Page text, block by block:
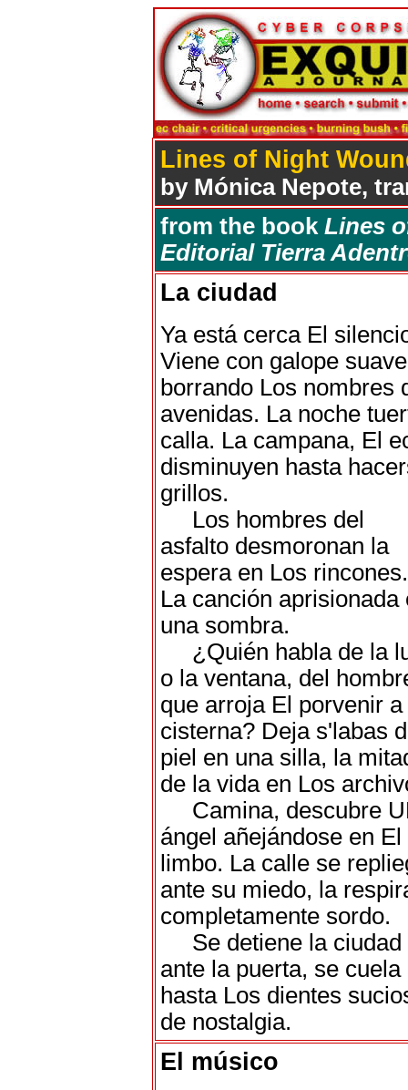
Lines of Night
by Mónica Nepote,
from the book Lines
Editorial Tierra
La ciudad
Ya está cerca El
Viene con galope
borrando Los nombres
avenidas. La noche
calla. La campana, El
disminuyen hasta
grillos.
Los hombres del
asfalto desmoronan la
espera en Los rincones.
La canción aprisionada
una sombra.
¿Quién habla de la
o la ventana, del
que arroja El porvenir a
cisterna? Deja s'labas
piel en una silla, la
de la vida en Los
Camina, descubre
ángel añejándose en El
limbo. La calle se
ante su miedo, la
completamente sordo.
Se detiene la ciudad
ante la puerta, se cuela
hasta Los dientes
de nostalgia.
El músico